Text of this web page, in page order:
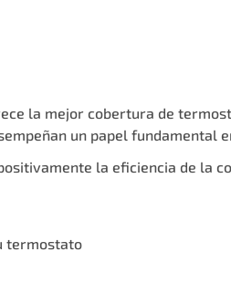
la mejor cobertura de
un papel
la eficiencia de la
termostato